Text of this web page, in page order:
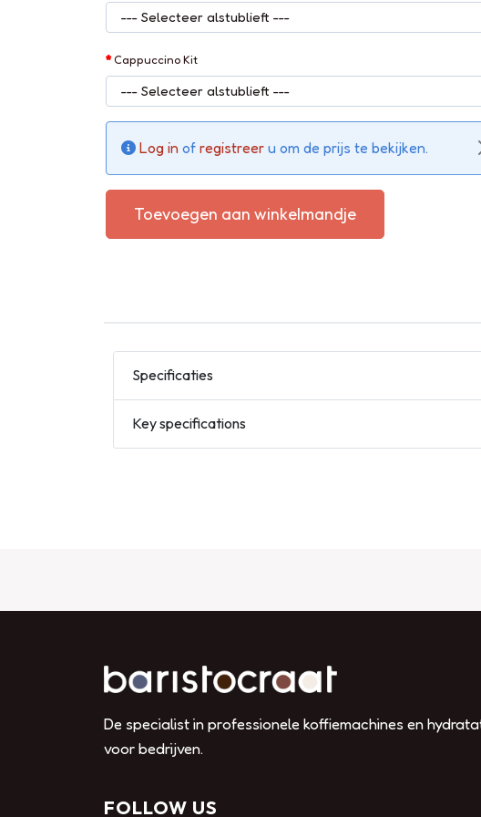
Cappuccino Kit
Log in of registreer u om de prijs te bekijken.
Toevoegen aan winkelmandje
Specificaties
Key specifications
De specialist in professionele koffiemachines en
voor bedrijven.
FOLLOW US